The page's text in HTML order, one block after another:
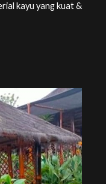
kayu yang kuat &